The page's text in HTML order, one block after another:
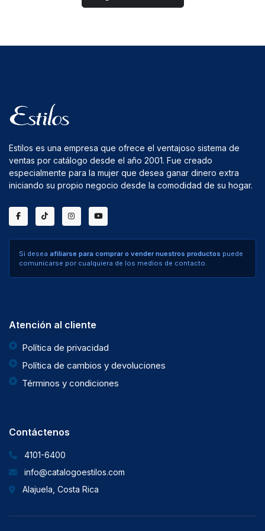
Estilos es una empresa que ofrece el ventajoso sistema de
ventas por catálogo desde el año 2001. Fue creado
especialmente para la mujer que desea ganar dinero extra
iniciando su propio negocio desde la comodidad de su hogar.
Si desea afiliarse para comprar o vender nuestros productos puede
comunicarse por cualquiera de los medios de contacto.
Atención al cliente
Política de privacidad
Política de cambios y devoluciones
Términos y condiciones
Contáctenos
4101-6400
info@catalogoestilos.com
Alajuela, Costa Rica